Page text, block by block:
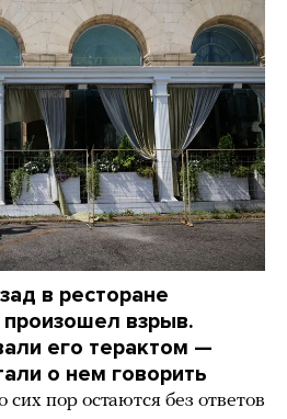
в ресторане
взрыв.
его терактом —
о нем говорить
пор остаются без ответов